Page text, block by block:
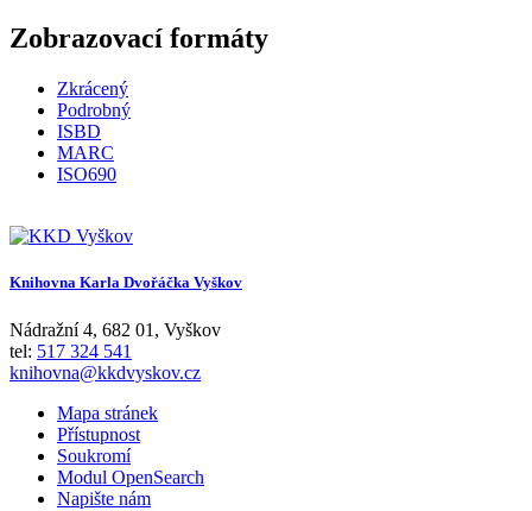
Zobrazovací formáty
Zkrácený
Podrobný
ISBD
MARC
ISO690
Knihovna Karla Dvořáčka Vyškov
Nádražní 4, 682 01 , Vyškov
tel: 517 324 541
knihovna@kkdvyskov.cz
Mapa stránek
Přístupnost
Soukromí
Modul OpenSearch
Napište nám